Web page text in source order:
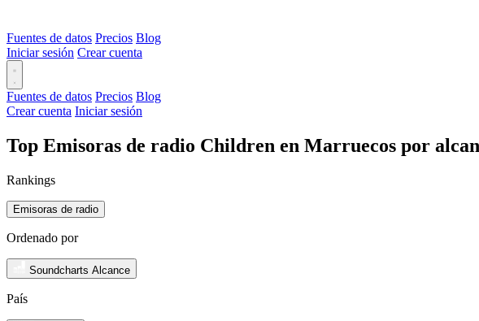
Fuentes de datos Precios Blog
Iniciar sesión Crear cuenta
Fuentes de datos Precios Blog
Crear cuenta Iniciar sesión
Top Emisoras de radio Children en Marruecos por
Rankings
Emisoras de radio
Ordenado por
Soundcharts Alcance
País